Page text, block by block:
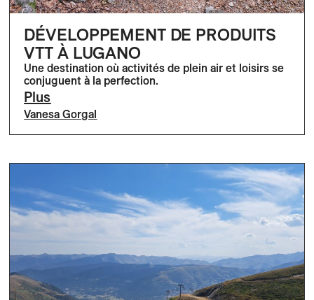
DÉVELOPPEMENT DE PRODUITS
VTT À LUGANO
Une destination où activités de plein air et loisirs se
conjuguent à la perfection.
Plus
Vanesa Gorgal